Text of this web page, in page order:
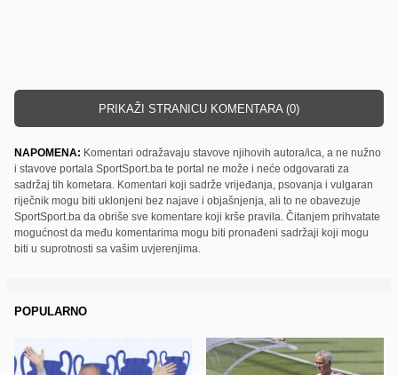
PRIKAŽI STRANICU KOMENTARA (0)
NAPOMENA: Komentari odražavaju stavove njihovih autora/ica, a ne nužno
i stavove portala SportSport.ba te portal ne može i neće odgovarati za
sadržaj tih kometara. Komentari koji sadrže vrijeđanja, psovanja i vulgaran
riječnik mogu biti uklonjeni bez najave i objašnjenja, ali to ne obavezuje
SportSport.ba da obriše sve komentare koji krše pravila. Čitanjem prihvatate
mogućnost da među komentarima mogu biti pronađeni sadržaji koji mogu
biti u suprotnosti sa vašim uvjerenjima.
POPULARNO